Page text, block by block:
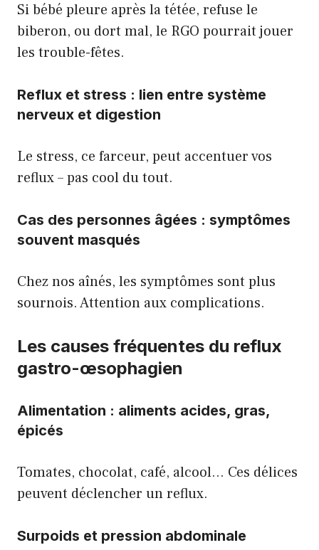
Si bébé pleure après la tétée, refuse le
biberon, ou dort mal, le RGO pourrait jouer
les trouble-fêtes.
Reflux et stress : lien entre système
nerveux et digestion
Le stress, ce farceur, peut accentuer vos
reflux – pas cool du tout.
Cas des personnes âgées : symptômes
souvent masqués
Chez nos aînés, les symptômes sont plus
sournois. Attention aux complications.
Les causes fréquentes du reflux
gastro-œsophagien
Alimentation : aliments acides, gras,
épicés
Tomates, chocolat, café, alcool… Ces délices
peuvent déclencher un reflux.
Surpoids et pression abdominale